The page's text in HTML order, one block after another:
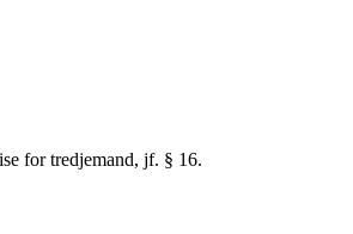
for tredjemand, jf. § 16.